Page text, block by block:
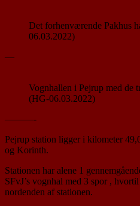
Det forhenværende Pakhus
06.03.2022)
—
Vognhallen i Pejrup med de
(HG-06.03.2022)
———-
Pejrup station ligger i kilometer
og Korinth.
Stationen har alene 1
SFvJ’s vognhal med 3 spor ,
nordenden af stationen.